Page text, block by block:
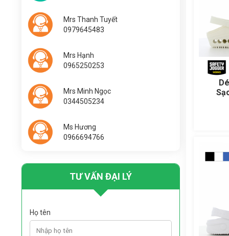
Mrs Thanh Tuyết
0979645483
Mrs Hạnh
0965250253
Mrs Minh Ngọc
0344505234
Ms Hương
0966694766
TƯ VẤN ĐẠI LÝ
Họ tên